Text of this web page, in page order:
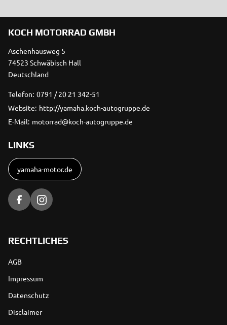
KOCH MOTORRAD GMBH
Aschenhausweg 5
74523 Schwäbisch Hall
Deutschland
Telefon: 0791 / 20 21 342-51
Website: http://yamaha.koch-autogruppe.de
E-Mail: motorrad@koch-autogruppe.de
LINKS
yamaha-motor.de
RECHTLICHES
AGB
Impressum
Datenschutz
Disclaimer